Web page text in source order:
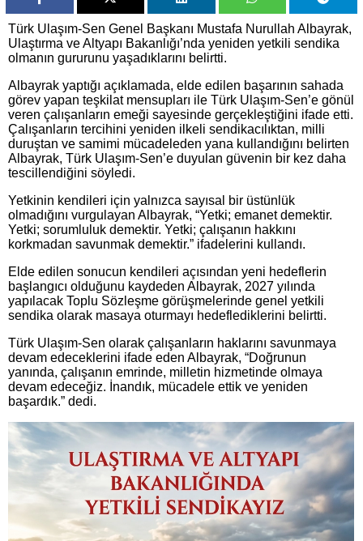
Türk Ulaşım-Sen Genel Başkanı Mustafa Nurullah Albayrak,
Ulaştırma ve Altyapı Bakanlığı’nda yeniden yetkili sendika
olmanın gururunu yaşadıklarını belirtti.
Albayrak yaptığı açıklamada, elde edilen başarının sahada
görev yapan teşkilat mensupları ile Türk Ulaşım-Sen’e gönül
veren çalışanların emeği sayesinde gerçekleştiğini ifade etti.
Çalışanların tercihini yeniden ilkeli sendikacılıktan, milli
duruştan ve samimi mücadeleden yana kullandığını belirten
Albayrak, Türk Ulaşım-Sen’e duyulan güvenin bir kez daha
tescillendiğini söyledi.
Yetkinin kendileri için yalnızca sayısal bir üstünlük
olmadığını vurgulayan Albayrak, “Yetki; emanet demektir.
Yetki; sorumluluk demektir. Yetki; çalışanın hakkını
korkmadan savunmak demektir.” ifadelerini kullandı.
Elde edilen sonucun kendileri açısından yeni hedeflerin
başlangıcı olduğunu kaydeden Albayrak, 2027 yılında
yapılacak Toplu Sözleşme görüşmelerinde genel yetkili
sendika olarak masaya oturmayı hedeflediklerini belirtti.
Türk Ulaşım-Sen olarak çalışanların haklarını savunmaya
devam edeceklerini ifade eden Albayrak, “Doğrunun
yanında, çalışanın emrinde, milletin hizmetinde olmaya
devam edeceğiz. İnandık, mücadele ettik ve yeniden
başardık.” dedi.